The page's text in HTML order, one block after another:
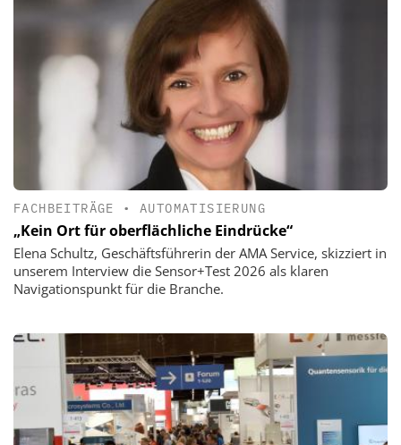
FACHBEITRÄGE •AUTOMATISIERUNG
„Kein Ort für oberflächliche Eindrücke“
Elena Schultz, Geschäftsführerin der AMA Service, skizziert in
unserem Interview die Sensor+Test 2026 als klaren
Navigationspunkt für die Branche.